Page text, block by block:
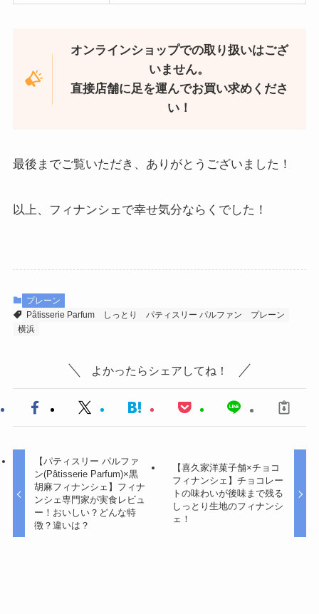
オンラインショップでの取り扱いはござ
いません。
直接店舗に足を運んでお買い求めくださ
い！
最後までご覧いただき、ありがとうございました！
以上、フィナンシェで幸せ気分ならくでした！
プレーン
Pâtisserie Parfum
しっとり パティスリー パルファン
プレーン
横浜
よかったらシェアしてね！
【パティスリー パルファ
ン(Pâtisserie Parfum)×黒
胡麻フィナンシェ】フィナ
ンシェ専門家が実食レビュ
ー！おいしい？どんな特
徴？違いは？
【喜久家洋菓子舗×チョコ
フィナンシェ】チョコレー
トの味わいが後味まで残る
しっとり生地のフィナンシ
ェ！